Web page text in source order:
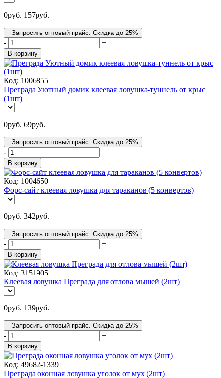
0руб. 157руб.
Запросить оптовый прайс. Скидка до 25%
- +
В корзину
Код: 1006855
Преграда Уютный домик клеевая ловушка-туннель от крыс
(1шт)
0руб. 69руб.
Запросить оптовый прайс. Скидка до 25%
- +
В корзину
Код: 1004650
Форс-сайт клеевая ловушка для тараканов (5 конвертов)
0руб. 342руб.
Запросить оптовый прайс. Скидка до 25%
- +
В корзину
Код: 3151905
Клеевая ловушка Преграда для отлова мышей (2шт)
0руб. 139руб.
Запросить оптовый прайс. Скидка до 25%
- +
В корзину
Код: 49682-1339
Преграда оконная ловушка уголок от мух (2шт)